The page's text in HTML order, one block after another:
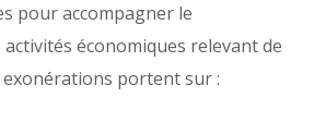
pour accompagner le
économiques relevant de
exonérations portent sur :